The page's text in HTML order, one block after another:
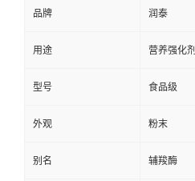
品牌 润泰
用途 营养强化剂
型号 食品级
外观 粉末
别名 辅羧酶